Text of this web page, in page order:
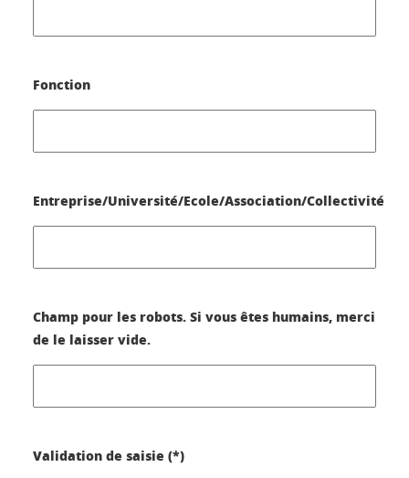
Fonction
Entreprise/Université/Ecole/Association/Collectivité
Champ pour les robots. Si vous êtes humains, merci
de le laisser vide.
Validation de saisie (*)